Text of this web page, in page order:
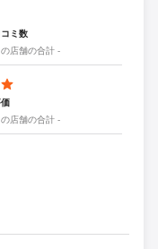
ミ数
店舗の合計 -
店舗の合計 -